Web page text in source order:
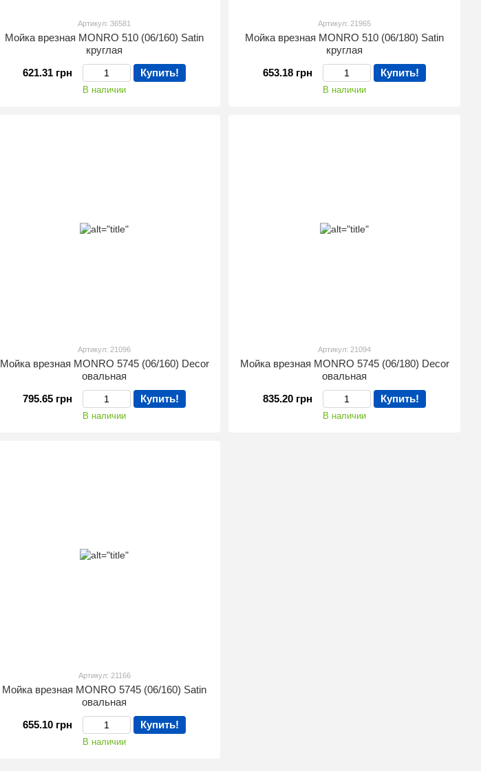
Артикул: 36581
Мойка врезная MONRO 510 (06/160) Satin
круглая
621.31 грн
Купить!
В наличии
Артикул: 21965
Мойка врезная MONRO 510 (06/180) Satin
круглая
653.18 грн
Купить!
В наличии
Артикул: 21096
Мойка врезная MONRO 5745 (06/160) Decor
овальная
795.65 грн
Купить!
В наличии
Артикул: 21094
Мойка врезная MONRO 5745 (06/180) Decor
овальная
835.20 грн
Купить!
В наличии
Артикул: 21166
Мойка врезная MONRO 5745 (06/160) Satin
овальная
655.10 грн
Купить!
В наличии